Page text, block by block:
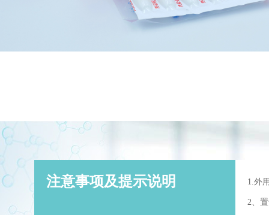
注意事项及提示说明 1.外
2、